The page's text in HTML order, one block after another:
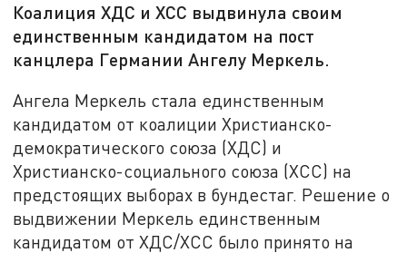
Коалиция ХДС и ХСС выдвинула своим
единственным кандидатом на пост
канцлера Германии Ангелу Меркель.
Ангела Меркель стала единственным
кандидатом от коалиции Христианско-
демократического союза (ХДС) и
Христианско-социального союза (ХСС) на
предстоящих выборах в бундестаг. Решение о
выдвижении Меркель единственным
кандидатом от ХДС/ХСС было принято на